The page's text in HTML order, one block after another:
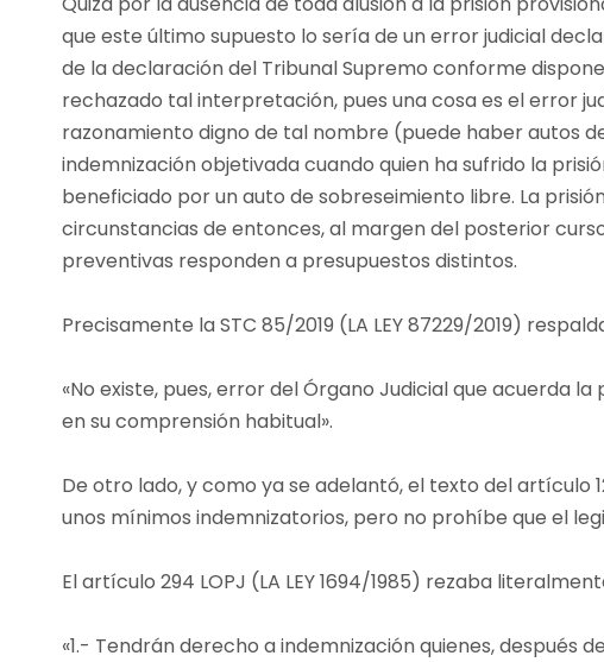
que este último supuesto lo sería de un error judicial
de la declaración del Tribunal Supremo conforme
rechazado tal interpretación, pues una cosa es el error
razonamiento digno de tal nombre (puede haber autos
indemnización objetivada cuando quien ha sufrido la
beneficiado por un auto de sobreseimiento libre. La
circunstancias de entonces, al margen del posterior
preventivas responden a presupuestos distintos.
Precisamente la STC 85/2019 (LA LEY 87229/2019)
«No existe, pues, error del Órgano Judicial que acuerda
en su comprensión habitual».
De otro lado, y como ya se adelantó, el texto del artículo
unos mínimos indemnizatorios, pero no prohíbe que el
El artículo 294 LOPJ (LA LEY 1694/1985) rezaba
«1.- Tendrán derecho a indemnización quienes, después